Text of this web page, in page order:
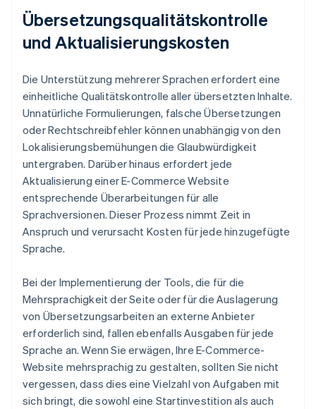
Übersetzungsqualitätskontrolle
und Aktualisierungskosten
Die Unterstützung mehrerer Sprachen erfordert eine
einheitliche Qualitätskontrolle aller übersetzten Inhalte.
Unnatürliche Formulierungen, falsche Übersetzungen
oder Rechtschreibfehler können unabhängig von den
Lokalisierungsbemühungen die Glaubwürdigkeit
untergraben. Darüber hinaus erfordert jede
Aktualisierung einer E-Commerce Website
entsprechende Überarbeitungen für alle
Sprachversionen. Dieser Prozess nimmt Zeit in
Anspruch und verursacht Kosten für jede hinzugefügte
Sprache.
Bei der Implementierung der Tools, die für die
Mehrsprachigkeit der Seite oder für die Auslagerung
von Übersetzungsarbeiten an externe Anbieter
erforderlich sind, fallen ebenfalls Ausgaben für jede
Sprache an. Wenn Sie erwägen, Ihre E-Commerce-
Website mehrsprachig zu gestalten, sollten Sie nicht
vergessen, dass dies eine Vielzahl von Aufgaben mit
sich bringt, die sowohl eine Startinvestition als auch